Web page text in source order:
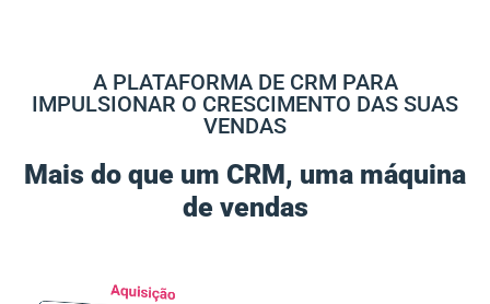
A PLATAFORMA DE CRM PARA
IMPULSIONAR O CRESCIMENTO DAS SUAS
VENDAS
Mais do que um CRM, uma máquina
de vendas